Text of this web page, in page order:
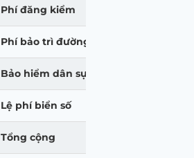
Phí đăng kiểm
Phí bảo trì đường bộ
Bảo hiểm dân sự
Lệ phí biển số
Tổng cộng